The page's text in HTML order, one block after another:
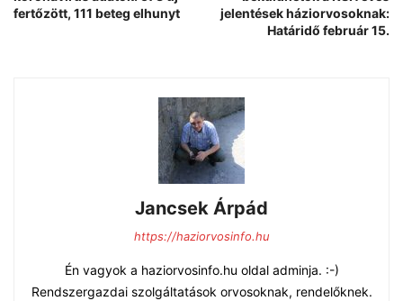
fertőzött, 111 beteg elhunyt
jelentések háziorvosoknak:
Határidő február 15.
Jancsek Árpád
https://haziorvosinfo.hu
Én vagyok a haziorvosinfo.hu oldal adminja. :-)
Rendszergazdai szolgáltatások orvosoknak, rendelőknek.